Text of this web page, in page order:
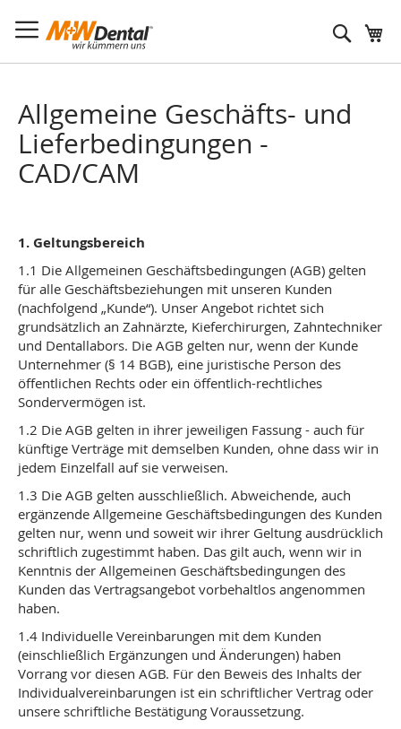
Suche
Allgemeine Geschäfts- und
Lieferbedingungen -
CAD/CAM
1. Geltungsbereich
1.1 Die Allgemeinen Geschäftsbedingungen (AGB) gelten
für alle Geschäftsbeziehungen mit unseren Kunden
(nachfolgend „Kunde“). Unser Angebot richtet sich
grundsätzlich an Zahnärzte, Kieferchirurgen, Zahntechniker
und Dentallabors. Die AGB gelten nur, wenn der Kunde
Unternehmer (§ 14 BGB), eine juristische Person des
öffentlichen Rechts oder ein öffentlich-rechtliches
Sondervermögen ist.
1.2 Die AGB gelten in ihrer jeweiligen Fassung - auch für
künftige Verträge mit demselben Kunden, ohne dass wir in
jedem Einzelfall auf sie verweisen.
1.3 Die AGB gelten ausschließlich. Abweichende, auch
ergänzende Allgemeine Geschäftsbedingungen des Kunden
gelten nur, wenn und soweit wir ihrer Geltung ausdrücklich
schriftlich zugestimmt haben. Das gilt auch, wenn wir in
Kenntnis der Allgemeinen Geschäftsbedingungen des
Kunden das Vertragsangebot vorbehaltlos angenommen
haben.
1.4 Individuelle Vereinbarungen mit dem Kunden
(einschließlich Ergänzungen und Änderungen) haben
Vorrang vor diesen AGB. Für den Beweis des Inhalts der
Individualvereinbarungen ist ein schriftlicher Vertrag oder
unsere schriftliche Bestätigung Voraussetzung.